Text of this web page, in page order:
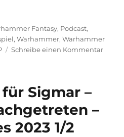
Fantasy, Podcast,
,Warhammer,Warhammer
Schreibe einen Kommentarzu
Sigmar –
–
2023 1/2